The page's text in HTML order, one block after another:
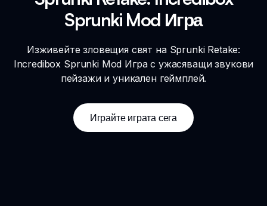
Sprunki Mod Игра
Изживейте зловещия свят на Sprunki Retake:
Incredibox Sprunki Mod Игра с ужасяващи звукови
пейзажи и уникален геймплей.
Играйте играта сега